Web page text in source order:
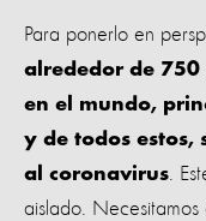
Para ponerlo en
alrededor de
en el mundo,
y de todos estos,
al coronavirus .
aislado. Necesitamos